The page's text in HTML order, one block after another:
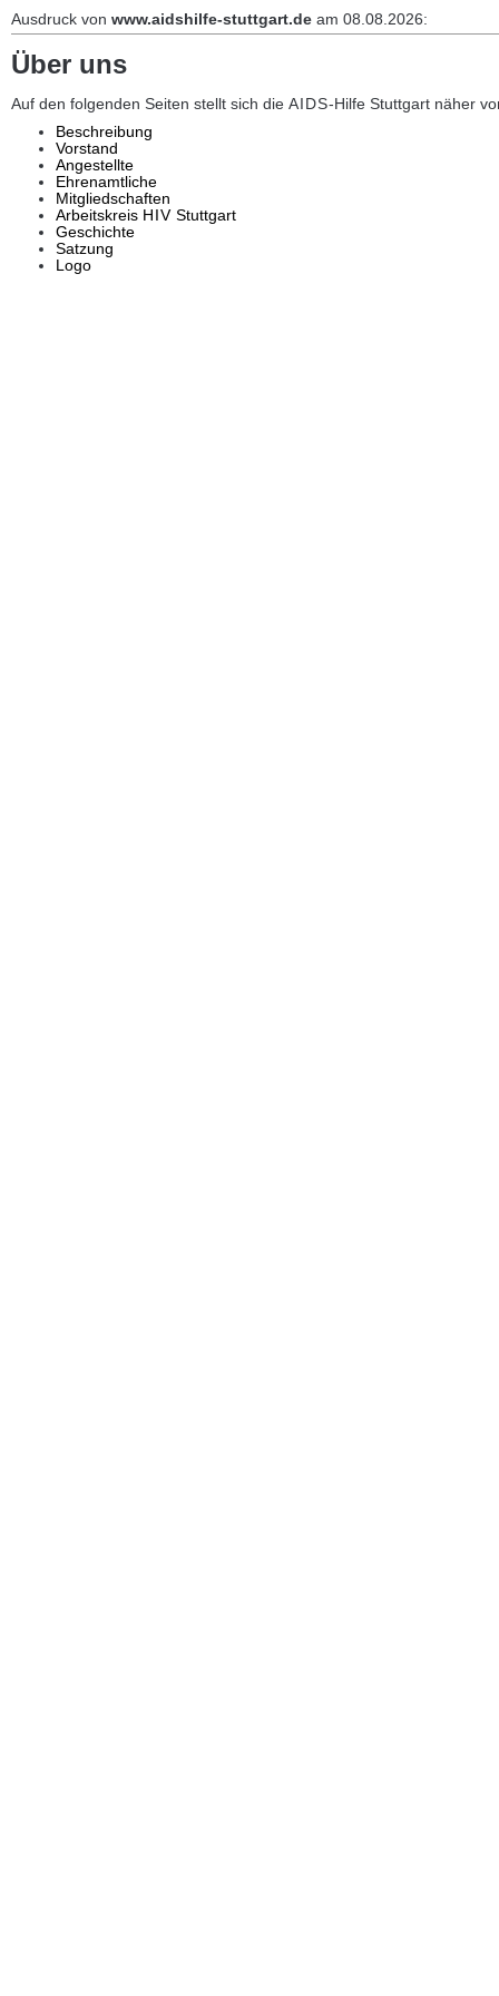
Ausdruck von www.aidshilfe-stuttgart.de am 08.08.2026:
Über uns
Auf den folgenden Seiten stellt sich die AIDS-Hilfe Stuttgart näher
Beschreibung
Vorstand
Angestellte
Ehrenamtliche
Mitgliedschaften
Arbeitskreis HIV Stuttgart
Geschichte
Satzung
Logo